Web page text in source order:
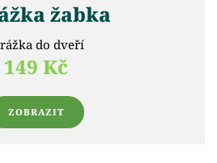
žabka
do dveří
149 Kč
ZOBRAZIT